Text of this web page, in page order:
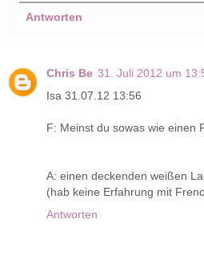
Antworten
Chris Be 31. Juli 2012 um
Isa 31.07.12 13:56
F: Meinst du sowas wie einen
A: einen deckenden weißen
(hab keine Erfahrung mit
Antworten